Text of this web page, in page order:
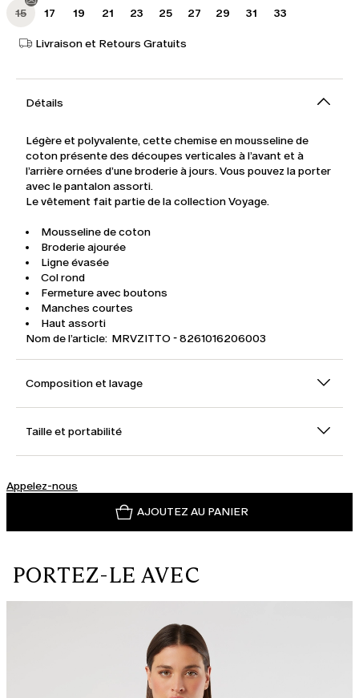
15 17 19 21 23 25 27 29 31 33
Livraison et Retours Gratuits
Détails
Légère et polyvalente, cette chemise en mousseline de
coton présente des découpes verticales à l’avant et à
l’arrière ornées d’une broderie à jours. Vous pouvez la porter
avec le pantalon assorti.
Le vêtement fait partie de la collection Voyage.
Mousseline de coton
Broderie ajourée
Ligne évasée
Col rond
Fermeture avec boutons
Manches courtes
Haut assorti
Nom de l’article: MRVZITTO - 8261016206003
Composition et lavage
Taille et portabilité
Appelez-nous
AJOUTEZ AU PANIER
PORTEZ-LE AVEC